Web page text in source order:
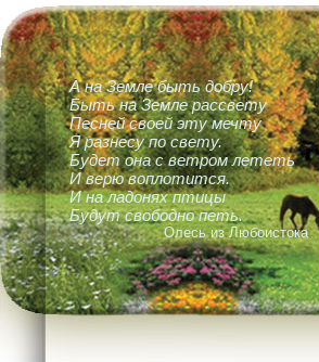
А на Земле быть добру!
Быть на Земле рассвету
Песней своей эту мечту
Я разнесу по свету.
Будет она с ветром лететь
И верю воплотится.
И на ладонях птицы
Будут свободно петь.
Олесь из Любоистока